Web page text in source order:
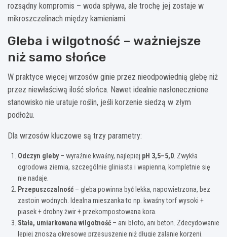
rozsądny kompromis – woda spływa, ale trochę jej zostaje w
mikroszczelinach między kamieniami.
Gleba i wilgotność – ważniejsze
niż samo słońce
W praktyce więcej wrzosów ginie przez nieodpowiednią glebę niż
przez niewłaściwą ilość słońca. Nawet idealnie nasłonecznione
stanowisko nie uratuje roślin, jeśli korzenie siedzą w złym
podłożu.
Dla wrzosów kluczowe są trzy parametry:
Odczyn gleby– wyraźnie kwaśny, najlepiej pH 3,5–5,0 . Zwykła
ogrodowa ziemia, szczególnie gliniasta i wapienna, kompletnie się
nie nadaje.
Przepuszczalność – gleba powinna być lekka, napowietrzona, bez
zastoin wodnych. Idealna mieszanka to np. kwaśny torf wysoki +
piasek + drobny żwir + przekompostowana kora.
Stała, umiarkowana wilgotność – ani błoto, ani beton. Zdecydowanie
lepiej znoszą okresowe przesuszenie niż długie zalanie korzeni.